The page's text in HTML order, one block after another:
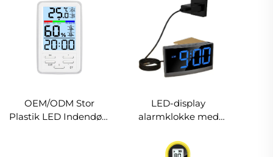
OEM/ODM Stor
Plastik LED Indendørs
LED-display
alarmklokke med
studie - 1 års garanti